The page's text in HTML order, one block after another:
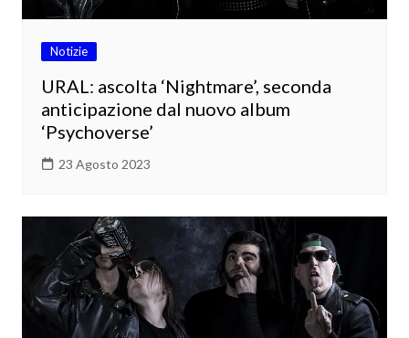
Notizie
URAL: ascolta ‘Nightmare’, seconda
anticipazione dal nuovo album
‘Psychoverse’
23 Agosto 2023